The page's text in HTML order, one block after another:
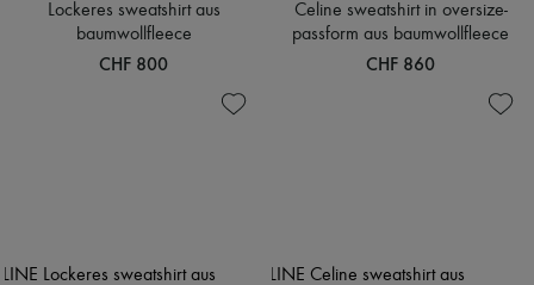
Lockeres sweatshirt aus
baumwollfleece
CHF 800
Celine sweatshirt in oversize-
passform aus baumwollfleece
CHF 860